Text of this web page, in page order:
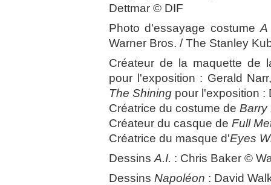
Dettmar © DIF
Photo d'essayage costumeA
Warner Bros. / The Stanley
Créateur de la maquette de
pour l'exposition : Gerald
The Shining pour l'exposition :
Créatrice du costume de Barry
Créateur du casque de Full
Créatrice du masque d'Eyes
Dessins A.I. : Chris Baker ©
Dessins Napoléon : David